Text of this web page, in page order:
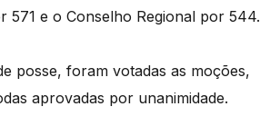
571 e o Conselho Regional por 544.
posse, foram votadas as moções,
aprovadas por unanimidade.